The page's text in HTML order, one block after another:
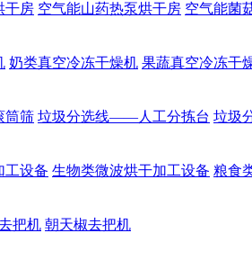
干房 空气能山药热泵烘干房 空气能菌
奶类真空冷冻干燥机 果蔬真空冷冻干
筛 垃圾分选线——人工分拣台 垃圾
工设备 生物类微波烘干加工设备 粮食
把机 朝天椒去把机